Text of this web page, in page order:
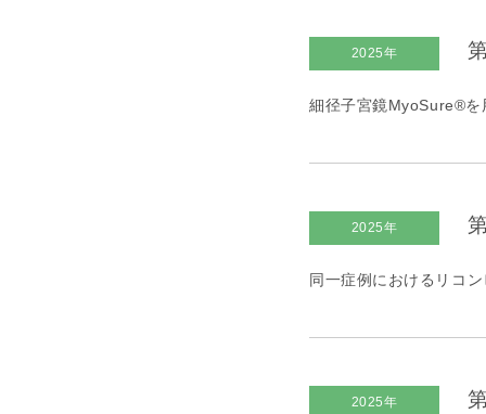
2025年
細径子宮鏡MyoSure®を
2025年
同一症例におけるリコ
2025年